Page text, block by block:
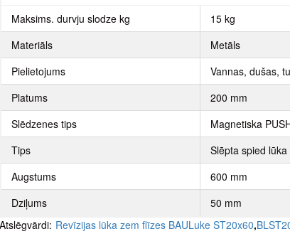
Maksims. durvju slodze kg
15 kg
Materiāls
Metāls
Pielietojums
Vannas, dušas,
Platums
200 mm
Slēdzenes tips
Magnetiska
Tips
Slēpta spied lūka
Augstums
600 mm
Dziļums
50 mm
Atslēgvārdi: Revīzijas lūka zem flīzes BAULuke ST20x60,